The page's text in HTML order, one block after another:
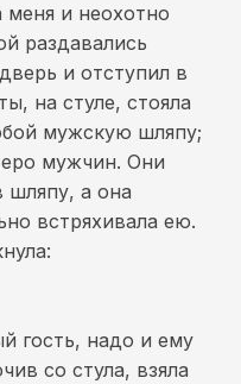
меня и неохотно
раздавались
и отступил в
на стуле, стояла
мужскую шляпу;
мужчин. Они
шляпу, а она
встряхивала ею.
гость, надо и ему
со стула, взяла